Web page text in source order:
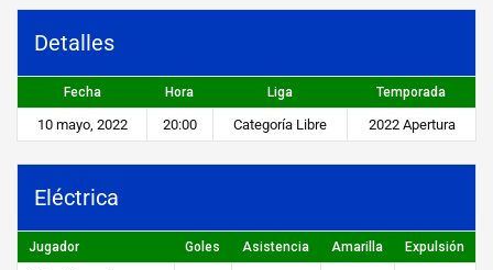
r
m
o
Detalles
Fecha Hora Liga Temporada
10 mayo, 2022 20:00 Categoría Libre 2022 Apertura
Eléctrica
Jugador Goles Asistencia Amarilla Expulsión